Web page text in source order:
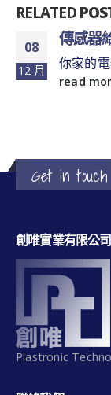
RELATED
Get in touch
創唯實業有限公司
Plastronic